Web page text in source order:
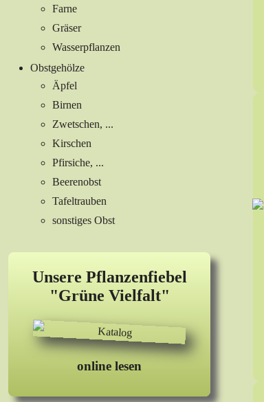
Farne
Gräser
Wasserpflanzen
Obstgehölze
Äpfel
Birnen
Zwetschen, ...
Kirschen
Pfirsiche, ...
Beerenobst
Tafeltrauben
sonstiges Obst
Unsere Pflanzenfiebel
"Grüne Vielfalt"
online lesen